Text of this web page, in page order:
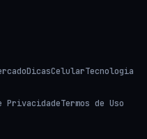
DicasCelularTecnologia
Termos de Uso